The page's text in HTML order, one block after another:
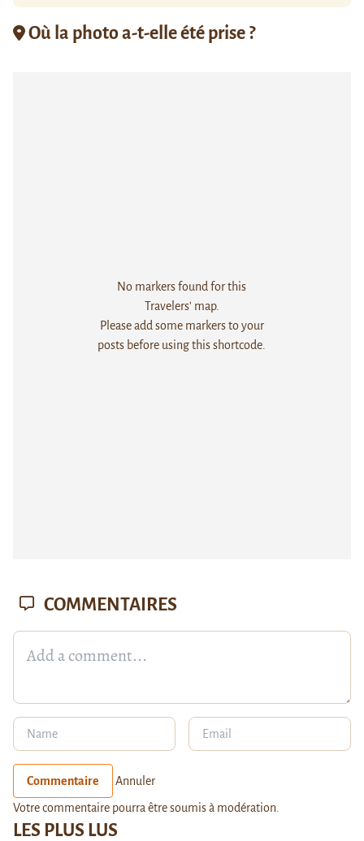
Où la photo a-t-elle été prise ?
No markers found for this
Travelers' map.
Please add some markers to your
posts before using this shortcode.
LES PLUS LUS
COMMENTAIRES
Commentaire Annuler
Votre commentaire pourra être soumis à modération.